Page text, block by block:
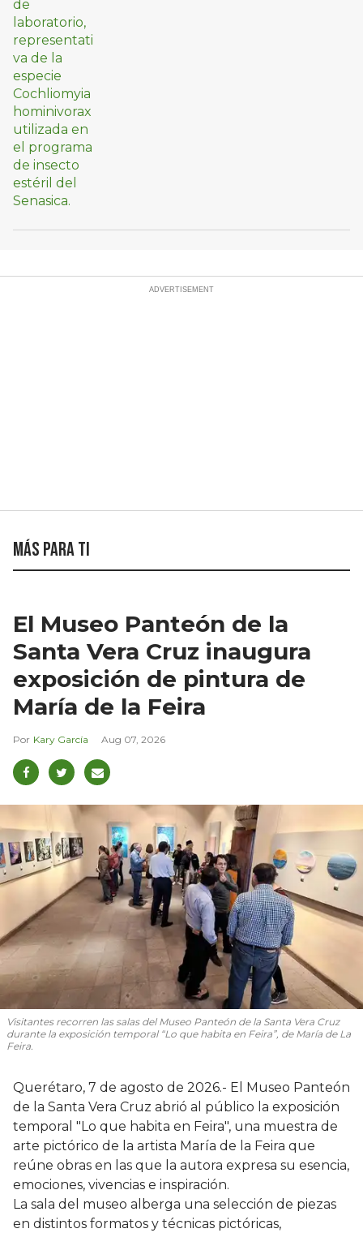
Más para ti
El Museo Panteón de la
Santa Vera Cruz inaugura
exposición de pintura de
María de la Feira
Kary García Aug 07, 2026
Visitantes recorren las salas del Museo Panteón de la Santa Vera Cruz
durante la exposición temporal “Lo que habita en Feira”, de María de La
Feira.
Querétaro, 7 de agosto de 2026.- El Museo Panteón
de la Santa Vera Cruz abrió al público la exposición
temporal "Lo que habita en Feira", una muestra de
arte pictórico de la artista María de la Feira que
reúne obras en las que la autora expresa su esencia,
emociones, vivencias e inspiración.
La sala del museo alberga una selección de piezas
en distintos formatos y técnicas pictóricas,